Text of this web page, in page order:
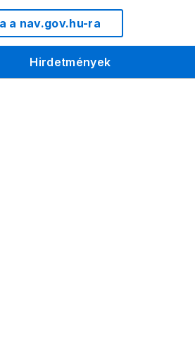
a nav.gov.hu-ra
Hirdetmények